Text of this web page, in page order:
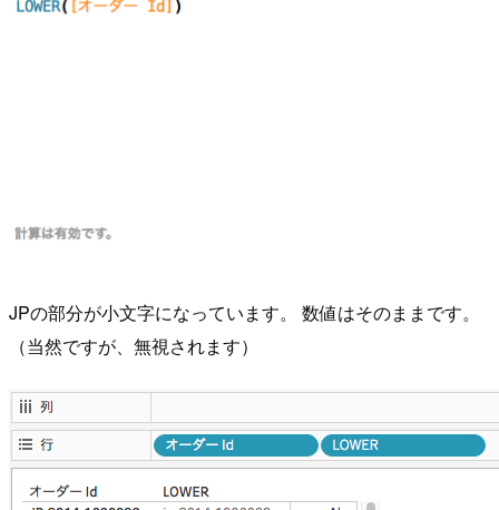
JPの部分が小文字になっています。 数値はそのままです。
（当然ですが、無視されます）